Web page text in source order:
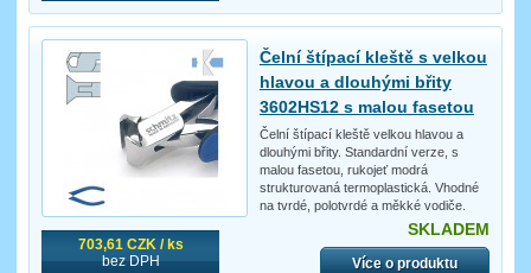
703,61 CZK / ks
bez DPH
Čelní štípací kleště s velkou
hlavou a dlouhými břity
3602HS12 s malou fasetou
Čelní štípací kleště velkou hlavou a
dlouhými břity. Standardní verze, s
malou fasetou, rukojeť modrá
strukturovaná termoplastická. Vhodné
na tvrdé, polotvrdé a měkké vodiče.
SKLADEM
Více o produktu